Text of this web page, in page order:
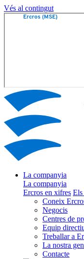
Vés al contingut
La companyia
La companyia
Ercros en xifres Els
Coneix
Negocis
Centres de
Equip
Treballar a
La nostra
Contacte